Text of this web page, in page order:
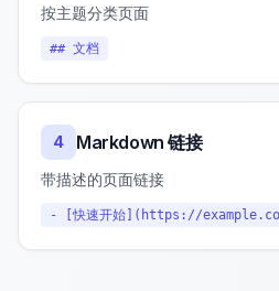
按主题分类页面
## 文档
4 Markdown 链接
带描述的页面链接
- [快速开始](https://